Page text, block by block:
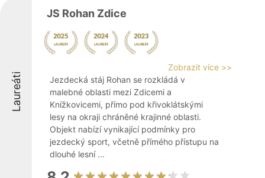
Laureáti
JS Rohan Zdice
Zobrazit více >>
Jezdecká stáj Rohan se rozkládá v
malebné oblasti mezi Zdicemi a
Knížkovicemi, přímo pod křivoklátskými
lesy na okraji chráněné krajinné oblasti.
Objekt nabízí vynikající podmínky pro
jezdecký sport, včetně přímého přístupu na
dlouhé lesní ...